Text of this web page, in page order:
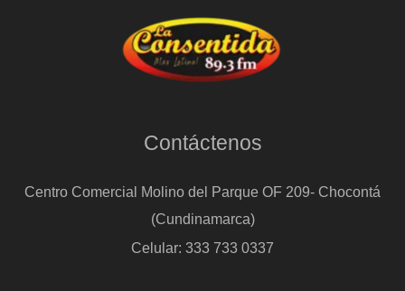
Contáctenos
Centro Comercial Molino del Parque OF 209- Chocontá
(Cundinamarca)
Celular: 333 733 0337